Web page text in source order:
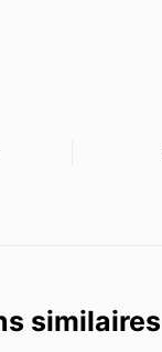
similaires